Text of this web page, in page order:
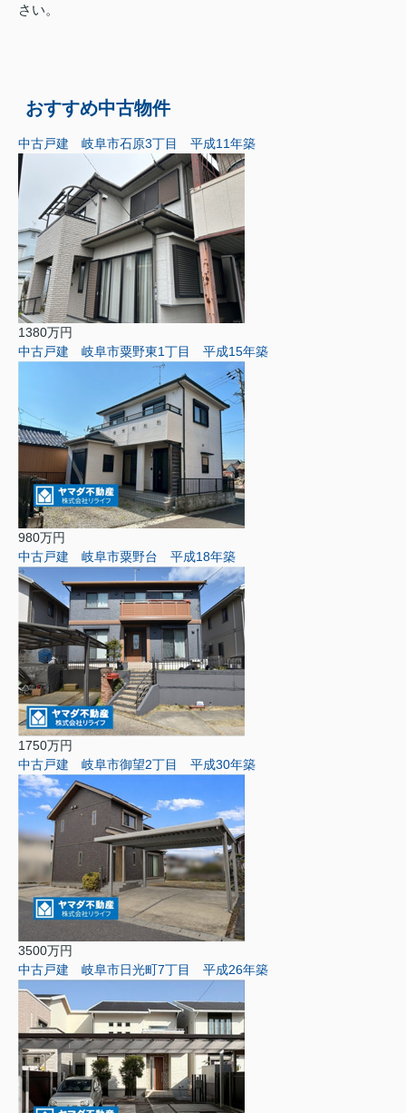
さい。
おすすめ中古物件
中古戸建 岐阜市石原3丁目 平成11年築
1380万円
中古戸建 岐阜市粟野東1丁目 平成15年築
980万円
中古戸建 岐阜市粟野台 平成18年築
1750万円
中古戸建 岐阜市御望2丁目 平成30年築
3500万円
中古戸建 岐阜市日光町7丁目 平成26年築